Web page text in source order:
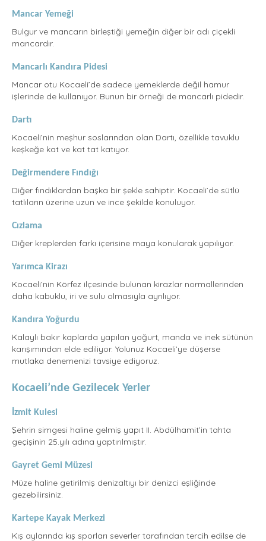
Mancar Yemeği
Bulgur ve mancarın birleştiği yemeğin diğer bir adı çiçekli
mancardır.
Mancarlı Kandıra Pidesi
Mancar otu Kocaeli’de sadece yemeklerde değil hamur
işlerinde de kullanıyor. Bunun bir örneği de mancarlı pidedir.
Dartı
Kocaeli’nin meşhur soslarından olan Dartı, özellikle tavuklu
keşkeğe kat ve kat tat katıyor.
Değirmendere Fındığı
Diğer fındıklardan başka bir şekle sahiptir. Kocaeli’de sütlü
tatlıların üzerine uzun ve ince şekilde konuluyor.
Cızlama
Diğer kreplerden farkı içerisine maya konularak yapılıyor.
Yarımca Kirazı
Kocaeli’nin Körfez ilçesinde bulunan kirazlar normallerinden
daha kabuklu, iri ve sulu olmasıyla ayrılıyor.
Kandıra Yoğurdu
Kalaylı bakır kaplarda yapılan yoğurt, manda ve inek sütünün
karışımından elde ediliyor. Yolunuz Kocaeli’ye düşerse
mutlaka denemenizi tavsiye ediyoruz.
Kocaeli’nde Gezilecek Yerler
İzmit Kulesi
Şehrin simgesi haline gelmiş yapıt II. Abdülhamit’in tahta
geçişinin 25.yılı adına yaptırılmıştır.
Gayret Gemi Müzesi
Müze haline getirilmiş denizaltıyı bir denizci eşliğinde
gezebilirsiniz.
Kartepe Kayak Merkezi
Kış aylarında kış sporları severler tarafından tercih edilse de